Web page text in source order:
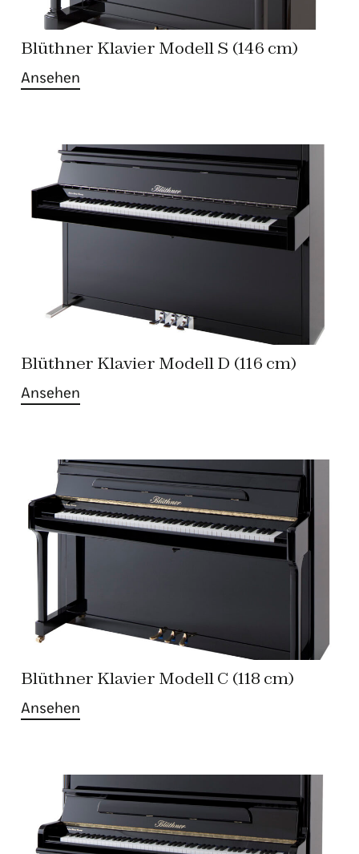
Blüthner Klavier Modell S (146 cm)
Ansehen
Blüthner Klavier Modell D (116 cm)
Ansehen
Blüthner Klavier Modell C (118 cm)
Ansehen